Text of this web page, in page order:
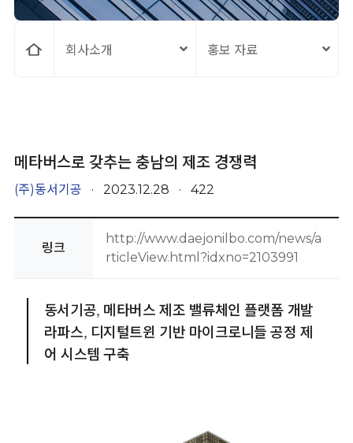
홈
로
회사소개 홍보 자료
메타버스로 갖추는 충남의 제조 경쟁력
(주)동서기공 · 2023.12.28 · 422
링크
http://www.daejonilbo.com/news/a
rticleView.html?idxno=2103991
동서기공, 메타버스 제조 밸류체인 플랫폼 개발
라파스, 디지털트윈 기반 마이크로니들 공정 제
어 시스템 구축